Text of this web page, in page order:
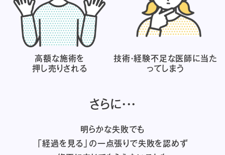
高額な施術を
押し売りされる
技術・経験不足な医師に当た
ってしまう
さらに・・・
明らかな失敗でも
「経過を見る」の一点張りで失敗を認めず